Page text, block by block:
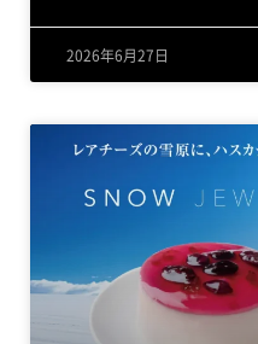
2026年6月27日